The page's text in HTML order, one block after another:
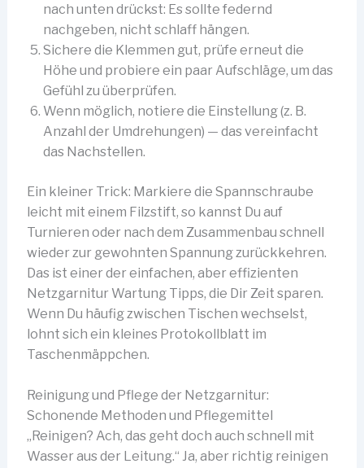
nach unten drückst: Es sollte federnd
nachgeben, nicht schlaff hängen.
Sichere die Klemmen gut, prüfe erneut die
Höhe und probiere ein paar Aufschläge, um das
Gefühl zu überprüfen.
Wenn möglich, notiere die Einstellung (z. B.
Anzahl der Umdrehungen) — das vereinfacht
das Nachstellen.
Ein kleiner Trick: Markiere die Spannschraube
leicht mit einem Filzstift, so kannst Du auf
Turnieren oder nach dem Zusammenbau schnell
wieder zur gewohnten Spannung zurückkehren.
Das ist einer der einfachen, aber effizienten
Netzgarnitur Wartung Tipps, die Dir Zeit sparen.
Wenn Du häufig zwischen Tischen wechselst,
lohnt sich ein kleines Protokollblatt im
Taschenmäppchen.
Reinigung und Pflege der Netzgarnitur:
Schonende Methoden und Pflegemittel
„Reinigen? Ach, das geht doch auch schnell mit
Wasser aus der Leitung.“ Ja, aber richtig reinigen